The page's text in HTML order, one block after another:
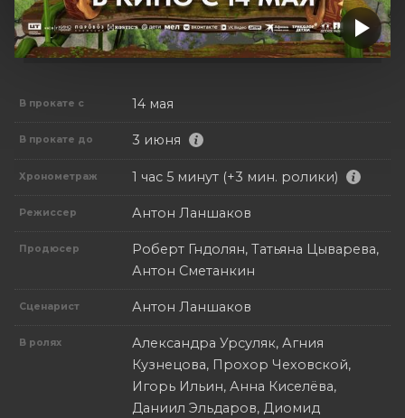
В прокате с 14 мая
В прокате до 3 июня
Хронометраж 1 час 5 минут (+3 мин. ролики)
Режиссер Антон Ланшаков
Продюсер
Роберт Гндолян, Татьяна Цыварева,
Антон Сметанкин
Сценарист Антон Ланшаков
В ролях
Александра Урсуляк, Агния
Кузнецова, Прохор Чеховской,
Игорь Ильин, Анна Киселёва,
Даниил Эльдаров, Диомид